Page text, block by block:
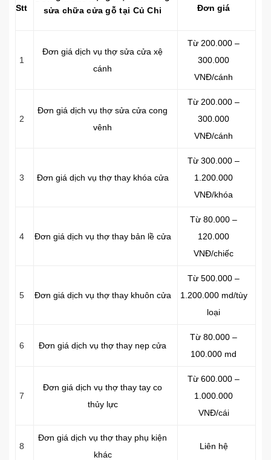
Stt
sửa chữa cửa gỗ tại Củ Chi
Đơn giá
1
Đơn giá dịch vụ thợ sửa cửa xệ
cánh
Từ 200.000 –
300.000
VNĐ/cánh
2
Đơn giá dịch vụ thợ sửa cửa cong
vênh
Từ 200.000 –
300.000
VNĐ/cánh
3 Đơn giá dịch vụ thợ thay khóa cửa
Từ 300.000 –
1.200.000
VNĐ/khóa
4 Đơn giá dịch vụ thợ thay bản lề cửa
Từ 80.000 –
120.000
VNĐ/chiếc
5 Đơn giá dịch vụ thợ thay khuôn cửa
Từ 500.000 –
1.200.000 md/tùy
loại
6 Đơn giá dịch vụ thợ thay nẹp cửa
Từ 80.000 –
100.000 md
7
Đơn giá dịch vụ thợ thay tay co
thủy lực
Từ 600.000 –
1.000.000
VNĐ/cái
8
Đơn giá dịch vụ thợ thay phụ kiện
khác
Liên hệ